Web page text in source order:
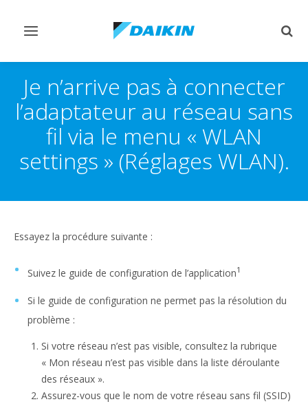
Afficher/masquer
Je n’arrive pas à connecter
l’adaptateur au réseau sans
fil via le menu « WLAN
settings » (Réglages WLAN).
Essayez la procédure suivante :
Suivez le guide de configuration de l’application1
Si le guide de configuration ne permet pas la résolution du
problème :
Si votre réseau n’est pas visible, consultez la rubrique
« Mon réseau n’est pas visible dans la liste déroulante
des réseaux ».
Assurez-vous que le nom de votre réseau sans fil (SSID)